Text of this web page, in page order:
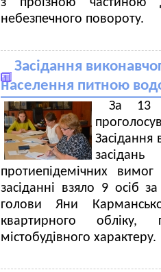
з проїзною частиною
небезпечного повороту.
Засідання
населення питною
За 13
Засідання
протиепідемічних
засіданні взяло 9 осіб
голови Яни
квартирного обліку,
містобудівного характеру.